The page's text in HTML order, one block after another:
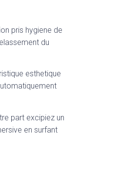
pris hygiene de
du
esthetique
part excipiez un
en surfant